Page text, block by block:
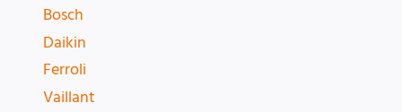
Bosch
Daikin
Ferroli
Vaillant